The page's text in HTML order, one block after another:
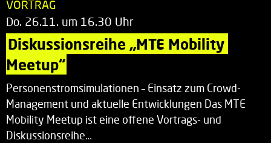
VORTRAG
Do. 26.11. um 16.30 Uhr
Diskussionsreihe „MTE Mobility
Meetup“
Personenstromsimulationen – Einsatz zum Crowd-
Management und aktuelle Entwicklungen Das MTE
Mobility Meetup ist eine offene Vortrags- und
Diskussionsreihe…